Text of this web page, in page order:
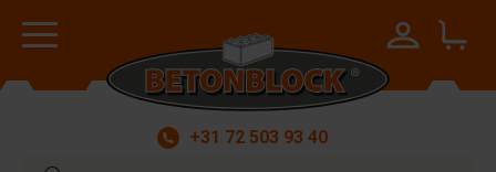
+31 72 503 93 40